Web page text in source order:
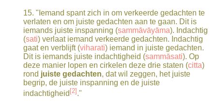
Dhp001enDhp002) geeft de Boeddha aan dat de
geest de voorloper (pubbangama) is. Onheilzame
akusala) gedachten leiden tot onzuivere intenties
manasa) en hebben nadelige gevolgen. Heilzame
kusala) gedachten daarentegen leiden tot zuivere
intenties (manasa) en hebben voordelige gevolgen
kammavipāka ).
Intenties (cetanā) met als voorloper de geest
pubbangama) oftewel gedachten (
creëren omstandigheden in toekomstige zin. Als we
15. "Iemand spant zich in om verkeerde gedachten te
verlaten en om juiste gedachten aan te gaan. Dit is
iemands juiste inspanning (sammāvāyāma). Indachtig
(sati) verlaat iemand verkeerde gedachten. Indachtig
gaat en verblijft (viharati) iemand in juiste gedachten.
Dit is iemands juiste indachtigheid (sammāsati). Op
deze manier lopen en cirkelen deze drie staten (citta)
rond juiste gedachten, dat wil zeggen, het juiste
begrip, de juiste inspanning en de juiste
indachtigheid [2] ."